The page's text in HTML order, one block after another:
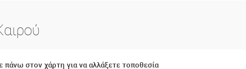
πάνω στον χάρτη για να αλλάξετε τοποθεσία